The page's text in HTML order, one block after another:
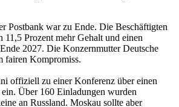
Postbank war zu Ende. Die Beschäftigten
11,5 Prozent mehr Gehalt und einen
2027. Die Konzernmutter Deutsche
fairen Kompromiss.
offiziell zu einer Konferenz über einen
Über 160 Einladungen wurden
an Russland. Moskau sollte aber